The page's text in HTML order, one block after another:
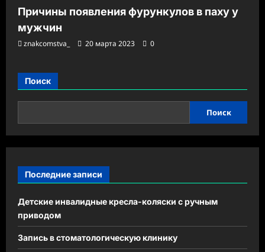
Причины появления фурункулов в паху у
мужчин
znakcomstva_ 20 марта 2023 0
Поиск
Поиск
Последние записи
Детские инвалидные кресла-коляски с ручным
приводом
Запись в стоматологическую клинику